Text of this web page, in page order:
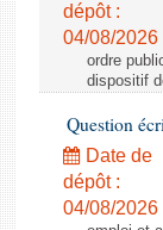
dépôt :
04/08/2026
ordre
dispositif
Question
Date de
dépôt :
04/08/2026